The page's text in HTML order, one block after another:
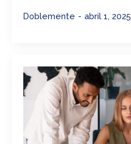
Doblemente abril 1, 2025